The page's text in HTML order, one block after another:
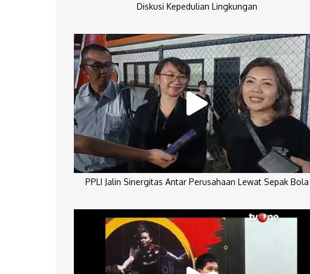
Diskusi Kepedulian Lingkungan
PPLI Jalin Sinergitas Antar Perusahaan Lewat Sepak Bola